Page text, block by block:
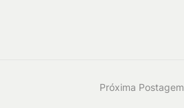
Próxima Postagem